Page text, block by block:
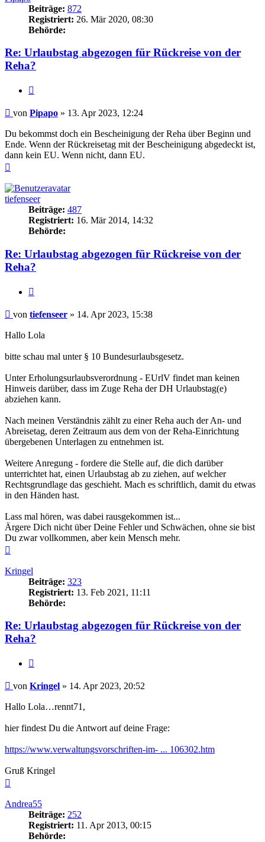
Beiträge: 872
Registriert: 26. Mär 2020, 08:30
Behörde:
Re: Urlaubstag abgezogen für Rückreise von der
Reha?
Beitrag
von Pipapo » 13. Apr 2023, 12:24
Du bekommst doch ein Bescheinigung der Reha über Beginn und
Ende. Wenn der Rückreisetag mit der Bescheinigung abgedeckt ist,
dann kein EU. Wenn nicht, dann EU.
tiefenseer
Beiträge: 487
Registriert: 16. Mär 2014, 14:32
Behörde:
Re: Urlaubstag abgezogen für Rückreise von der
Reha?
Beitrag
von tiefenseer » 14. Apr 2023, 15:38
Hallo Lola
bitte schau mal unter § 10 Bundesurlaubsgesetz.
Unter Erholungsurlaubsverordnung - EUrlV findet man keinen
Hinweis darüber, dass im Zuge Reha der DH Urlaubstag(e)
abziehen kann.
Nach meinen Verständnis zählt zu einer Reha auch der An- und
Abreisetag, deren Zeitraum aus dem von der Reha-Einrichtung
übergebenen Unterlagen zu entnehmen ist.
Weitere Anregung - fordere die Stelle auf, die dich darüber
unterrichtet hat, einen Urlaubstag ab zu ziehen, auf welcher
Rechtsgrundlage das geschieht. Mach es schriftlich, damit du etwas
in den Händen hast.
Lass mal hören, was dabei rausgekommen ist...
Ärgere Dich nicht über Deine Fehler und Schwächen, ohne sie bist
Du zwar vollkommen, aber kein Mensch mehr.
Kringel
Beiträge: 323
Registriert: 13. Feb 2021, 11:11
Behörde:
Re: Urlaubstag abgezogen für Rückreise von der
Reha?
Beitrag
von Kringel » 14. Apr 2023, 20:52
Hallo Lola…rennt71,
hier findest Du die Antwort auf deine Frage:
https://www.verwaltungsvorschriften-im- ... 106302.htm
Gruß Kringel
Andrea55
Beiträge: 252
Registriert: 11. Apr 2013, 00:15
Behörde: